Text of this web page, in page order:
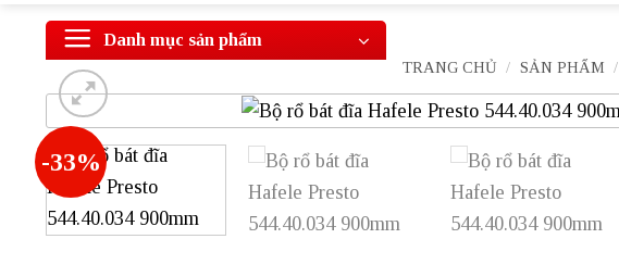
Danh mục sản phẩm
TRANG CHỦ / SẢN PHẨM /
-33%